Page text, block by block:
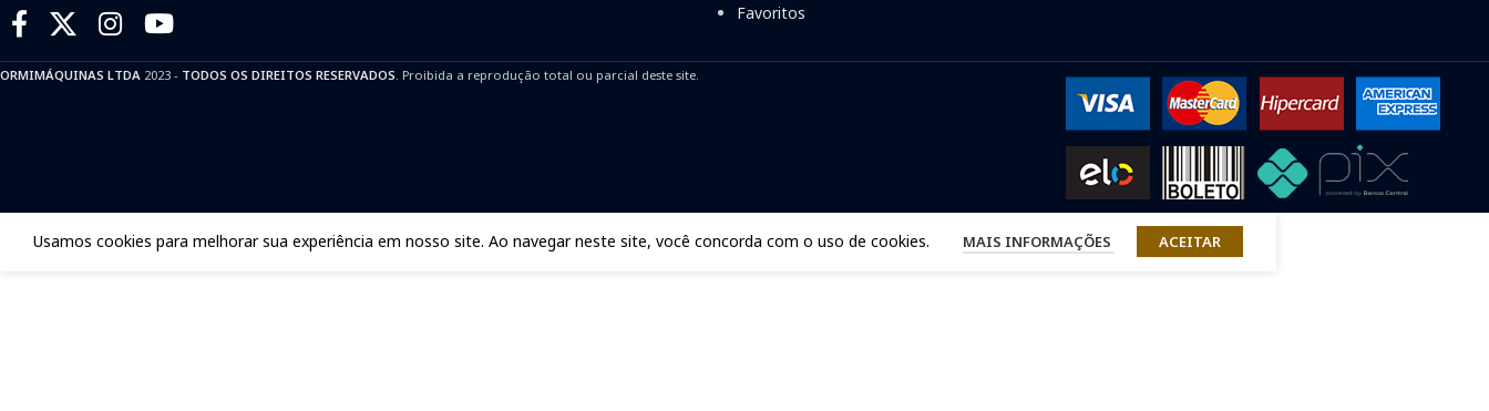
Favoritos
ORMIMÁQUINAS LTDA 2023 - TODOS OS DIREITOS RESERVADOS . Proibida a reprodução total ou parcial deste site.
Usamos cookies para melhorar sua experiência em nosso site. Ao navegar neste site, você concorda com o uso de cookies. MAIS INFORMAÇÕES ACEITAR